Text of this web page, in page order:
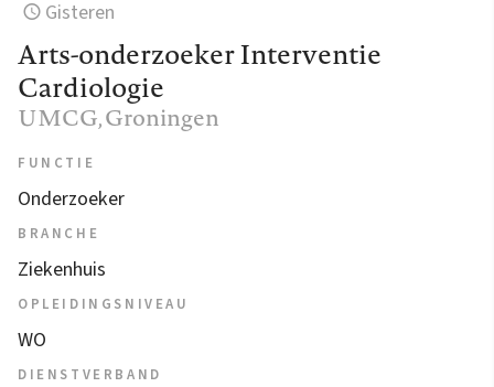
Gisteren
Arts-onderzoeker Interventie
Cardiologie
UMCG, Groningen
FUNCTIE
Onderzoeker
BRANCHE
Ziekenhuis
OPLEIDINGSNIVEAU
WO
DIENSTVERBAND